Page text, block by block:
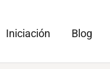
Iniciación Blog